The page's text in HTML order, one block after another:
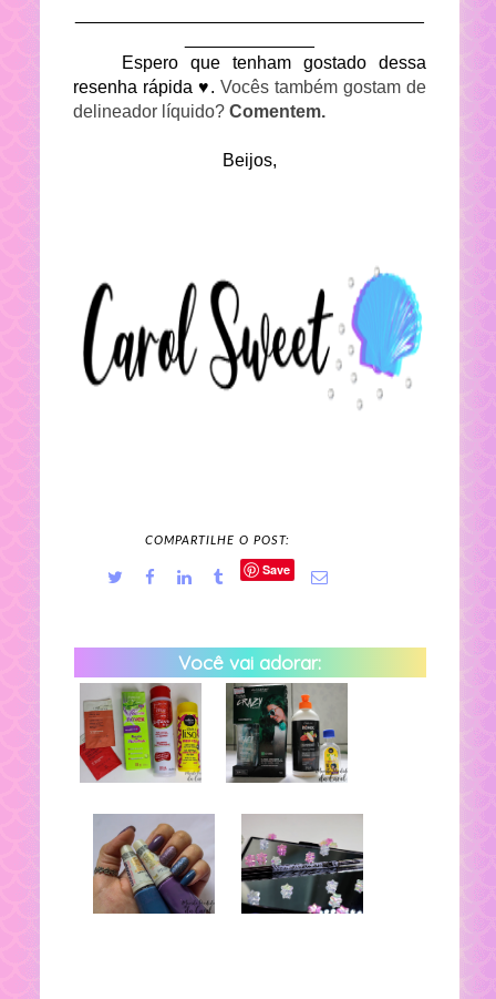
Espero que tenham gostado dessa
resenha rápida ♥. Vocês também gostam de
delineador líquido? Comentem.
Beijos,
COMPARTILHE O POST:
Save
Você vai adorar: